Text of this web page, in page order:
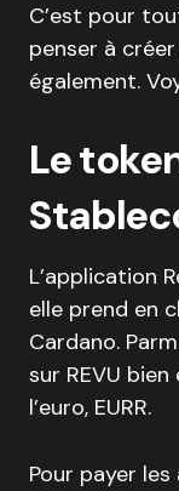
C’est pour
penser à
également.
Le
L’application
elle prend en
Cardano.
sur REVU
l’euro, EURR.
Pour payer